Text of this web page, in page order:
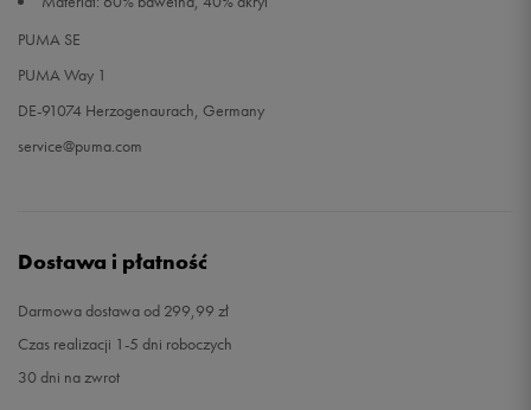
PUMA SE
PUMA Way 1
DE-91074 Herzogenaurach, Germany
service@puma.com
Dostawa i płatność
Darmowa dostawa od 299,99 zł
Czas realizacji 1-5 dni roboczych
30 dni na zwrot